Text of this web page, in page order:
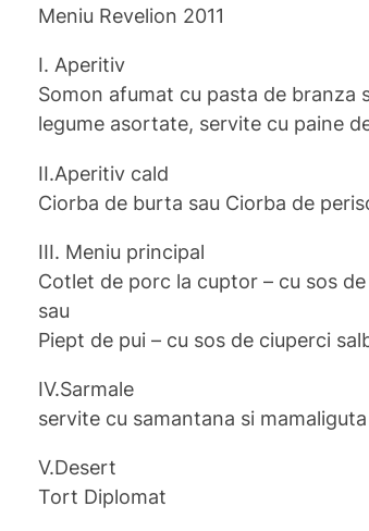
Meniu Revelion 2011
I. Aperitiv
Somon afumat cu pasta de branza
legume asortate, servite cu paine
II.Aperitiv cald
Ciorba de burta sau Ciorba de
III. Meniu principal
Cotlet de porc la cuptor – cu sos
sau
Piept de pui – cu sos de ciuperci
IV.Sarmale
servite cu samantana si mamaliguta
V.Desert
Tort Diplomat